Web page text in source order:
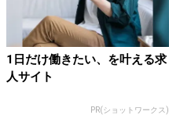
1日だけ働きたい、を叶える求
人サイト
PR(ショットワークス)